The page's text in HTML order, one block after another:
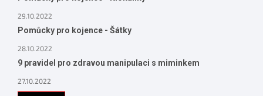
29.10.2022
Pomůcky pro kojence - Šátky
28.10.2022
9 pravidel pro zdravou manipulaci s miminkem
27.10.2022